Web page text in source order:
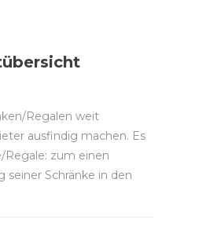
Regalen weit
ausfindig machen. Es
Regale: zum einen
Schränke in den